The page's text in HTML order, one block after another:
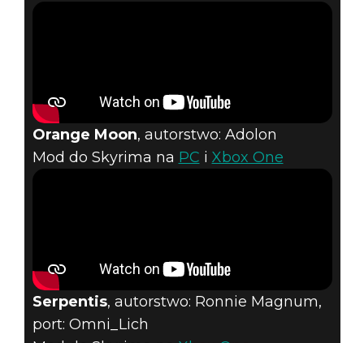
Orange Moon, autorstwo: Adolon
Mod do Skyrima na PC i Xbox One
Serpentis, autorstwo: Ronnie Magnum,
port: Omni_Lich